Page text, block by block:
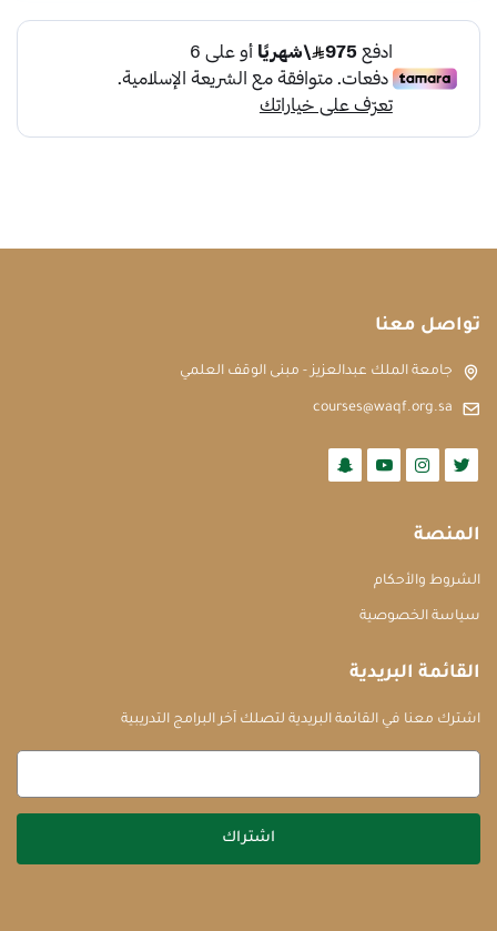
تواصل معنا
جامعة الملك عبدالعزيز - مبنى الوقف العلمي
courses@waqf.org.sa
المنصة
الشروط والأحكام
سياسة الخصوصية
القائمة البريدية
اشترك معنا في القائمة البريدية لتصلك آخر البرامج التدريبية
اشتراك